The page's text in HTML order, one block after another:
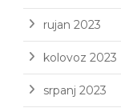
rujan 2023
kolovoz 2023
srpanj 2023